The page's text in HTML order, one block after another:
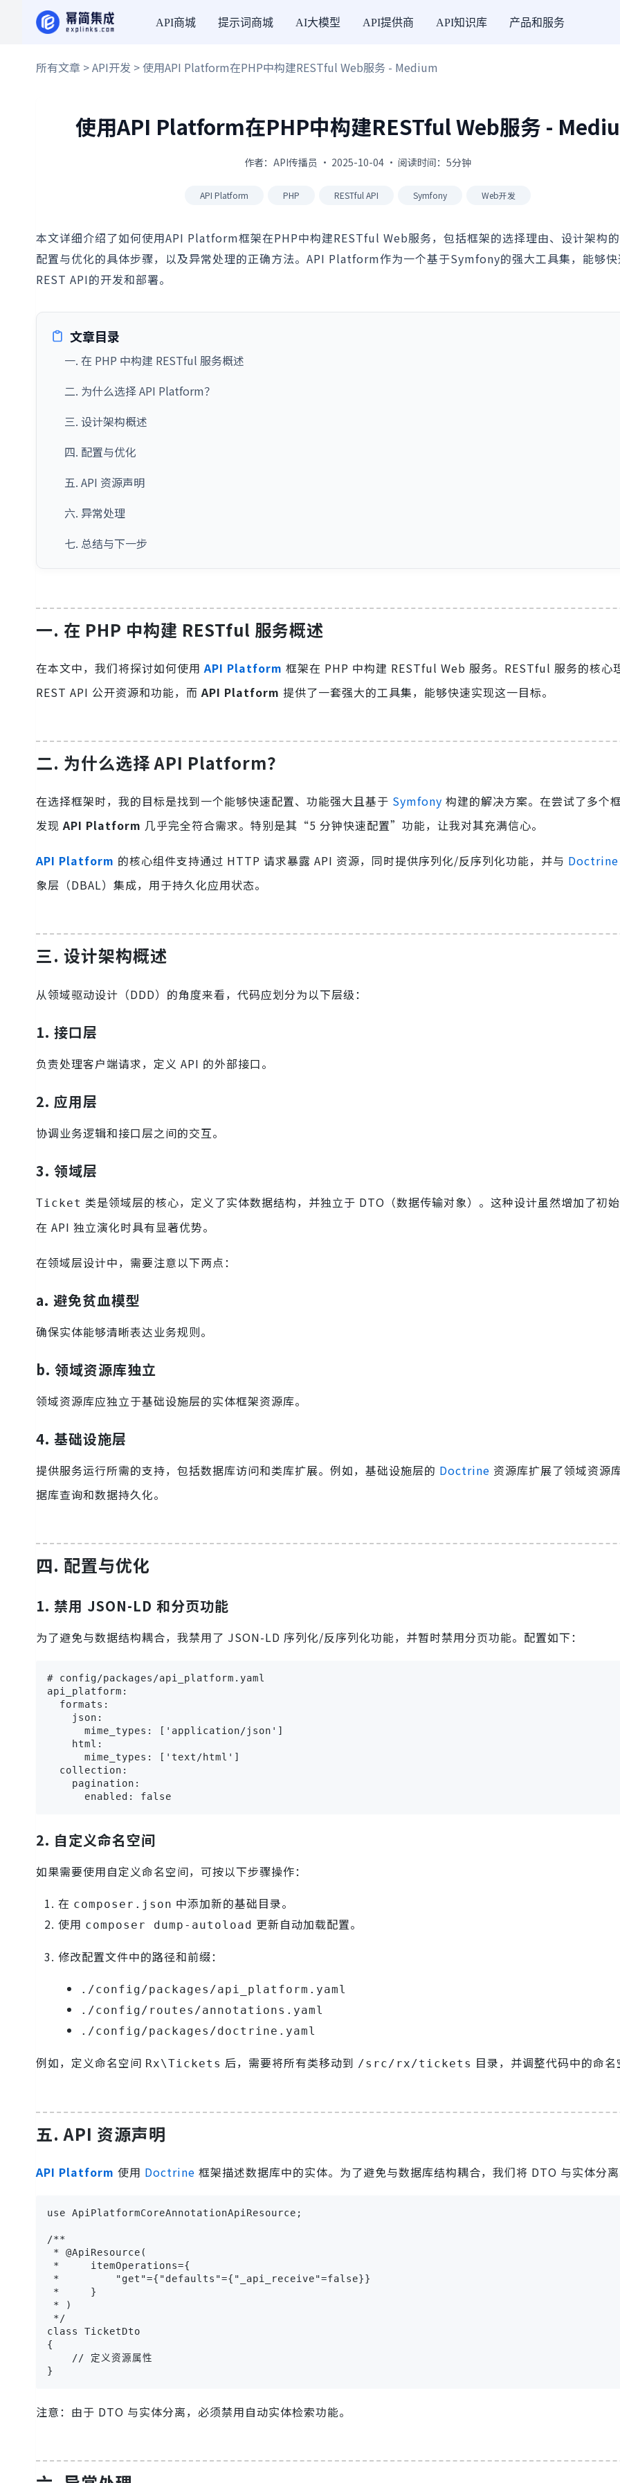
API商城 提示词商城 AI大模型 API提供商 API知识库 产品和服务
所有文章 >API开发 > 使用API Platform在PHP中构建RESTful Web服务 - Medium
使用API Platform在PHP中构建RESTful Web服务 -
作者：API传播员 · 2025-10-04 · 阅读时间：5分钟
API Platform PHP RESTful API Symfony Web开发
本文详细介绍了如何使用API Platform框架在PHP中构建RESTful Web服务，包括框架的选择理由、设计架构的
配置与优化的具体步骤，以及异常处理的正确方法。API Platform作为一个基于Symfony的强大工具集，能够
REST API的开发和部署。
文章目录
一. 在 PHP 中构建 RESTful 服务概述
二. 为什么选择 API Platform？
三. 设计架构概述
四. 配置与优化
五. API 资源声明
六. 异常处理
七. 总结与下一步
一. 在 PHP 中构建 RESTful 服务概述
在本文中，我们将探讨如何使用API Platform 框架在 PHP 中构建 RESTful Web 服务。RESTful 服务的核心
REST API 公开资源和功能，而API Platform 提供了一套强大的工具集，能够快速实现这一目标。
二. 为什么选择 API Platform？
在选择框架时，我的目标是找到一个能够快速配置、功能强大且基于 Symfony 构建的解决方案。在尝试了多个
发现API Platform 几乎完全符合需求。特别是其“5 分钟快速配置”功能，让我对其充满信心。
API Platform 的核心组件支持通过 HTTP 请求暴露 API 资源，同时提供序列化/反序列化功能，并与 Doctrine
象层（DBAL）集成，用于持久化应用状态。
三. 设计架构概述
从领域驱动设计（DDD）的角度来看，代码应划分为以下层级：
1. 接口层
负责处理客户端请求，定义 API 的外部接口。
2. 应用层
协调业务逻辑和接口层之间的交互。
3. 领域层
Ticket 类是领域层的核心，定义了实体数据结构，并独立于 DTO（数据传输对象）。这种设计虽然增加了初
在 API 独立演化时具有显著优势。
在领域层设计中，需要注意以下两点：
a. 避免贫血模型
确保实体能够清晰表达业务规则。
b. 领域资源库独立
领域资源库应独立于基础设施层的实体框架资源库。
4. 基础设施层
提供服务运行所需的支持，包括数据库访问和类库扩展。例如，基础设施层的 Doctrine 资源库扩展了领域资源
据库查询和数据持久化。
四. 配置与优化
1. 禁用 JSON-LD 和分页功能
为了避免与数据结构耦合，我禁用了 JSON-LD 序列化/反序列化功能，并暂时禁用分页功能。配置如下：
# config/packages/api_platform.yaml
api_platform:
  formats:
    json:
      mime_types: ['application/json']
    html:
      mime_types: ['text/html']
  collection:
    pagination:
      enabled: false
2. 自定义命名空间
如果需要使用自定义命名空间，可按以下步骤操作：
在 composer.json 中添加新的基础目录。
使用 composer dump-autoload 更新自动加载配置。
修改配置文件中的路径和前缀：
./config/packages/api_platform.yaml
./config/routes/annotations.yaml
./config/packages/doctrine.yaml
例如，定义命名空间 Rx\Tickets 后，需要将所有类移动到 /src/rx/tickets 目录，并调整代码中的命名
五. API 资源声明
API Platform 使用 Doctrine 框架描述数据库中的实体。为了避免与数据库结构耦合，我们将 DTO 与实体分离
use ApiPlatformCoreAnnotationApiResource;
/**
* @ApiResource(
*     itemOperations={
*         "get"={"defaults"={"_api_receive"=false}}
*     }
* )
*/
class TicketDto
{
    // 定义资源属性
}
注意：由于 DTO 与实体分离，必须禁用自动实体检索功能。